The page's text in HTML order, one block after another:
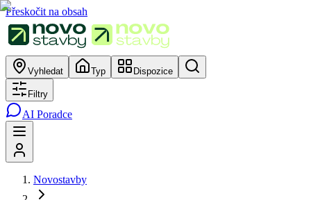
Přeskočit na obsah
Vyhledat Typ Dispozice
Filtry
AI Poradce
Novostavby